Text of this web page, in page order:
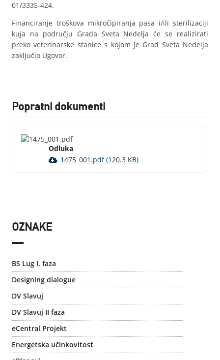
01/3335-424.
Financiranje troškova mikročipiranja pasa i/ili sterilizaciji
kuja na području Grada Sveta Nedelja će se realizirati
preko veterinarske stanice s kojom je Grad Sveta Nedelja
zaključio Ugovor.
Popratni dokumenti
Odluka
1475_001.pdf (120.3 KB)
OZNAKE
BS Lug I. faza
Designing dialogue
DV Slavuj
DV Slavuj II faza
eCentral Projekt
Energetska učinkovitost